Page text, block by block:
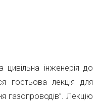
цивільна інженерія до
гостьова лекція для
газопроводів”. Лекцію